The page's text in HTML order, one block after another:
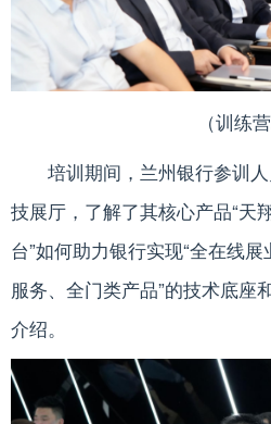
（训练
培训期间，兰州银行参训
技展厅，了解了其核心产品“天
台”如何助力银行实现“全在线
服务、全门类产品”的技术底座
介绍。